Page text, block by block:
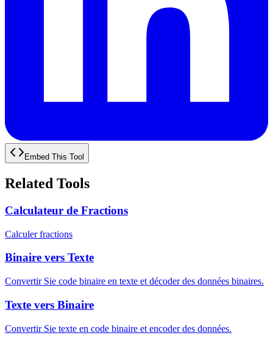
Embed This Tool
Related Tools
Calculateur de Fractions
Calculer fractions
Binaire vers Texte
Convertir Sie code binaire en texte et décoder des données binaires.
Texte vers Binaire
Convertir Sie texte en code binaire et encoder des données.